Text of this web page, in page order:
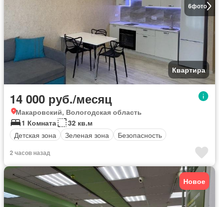
6фото
Квартира
14 000 руб./месяц
Макаровский, Вологодская область
1 Комната
32 кв.м
Детская зона
Зеленая зона Безопасность
2 часов назад
Новое